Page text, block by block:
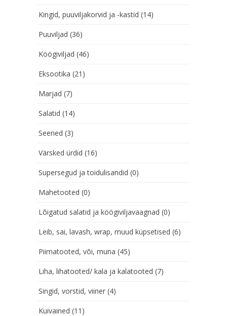
Kingid, puuviljakorvid ja -kastid (14)
Puuviljad (36)
Köögiviljad (46)
Eksootika (21)
Marjad (7)
Salatid (14)
Seened (3)
Värsked ürdid (16)
Supersegud ja toidulisandid (0)
Mahetooted (0)
Lõigatud salatid ja köögiviljavaagnad (0)
Leib, sai, lavash, wrap, muud küpsetised (6)
Piimatooted, või, muna (45)
Liha, lihatooted/ kala ja kalatooted (7)
Singid, vorstid, viiner (4)
Kuivained (11)